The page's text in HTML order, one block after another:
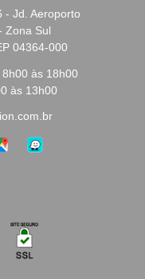
- Jd. Aeroporto
Zona Sul
04364-000
às 18h00
às 13h00